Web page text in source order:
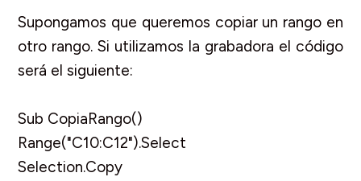
Supongamos que queremos copiar un rango en
otro rango. Si utilizamos la grabadora el código
será el siguiente:
Sub CopiaRango()
Range("C10:C12").Select
Selection.Copy